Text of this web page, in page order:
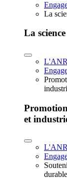
La
La
L'ANR
et
durable